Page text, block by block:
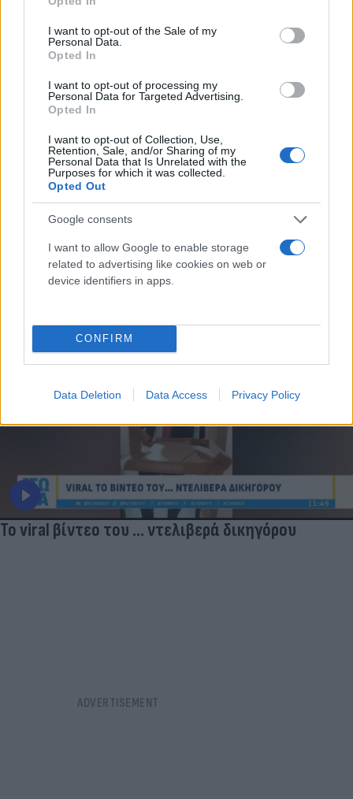
use your data for below specified purposes in below Google
consent section.
I want to opt-out of the Sale of my
Personal Data.
Opted In
I want to opt-out of processing my
Personal Data for Targeted Advertising.
Opted In
I want to opt-out of Collection, Use,
Retention, Sale, and/or Sharing of my
Personal Data that Is Unrelated with the
Purposes for which it was collected.
Opted Out
Google consents
I want to allow Google to enable storage
related to advertising like cookies on web or
device identifiers in apps.
CONFIRM
Data Deletion Data Access Privacy Policy
Τι λένε τα άστρα για τον Φεβρουάριο - Οι
προβλέψεις της Αθηνάς Βαγενά
Χιούμορ
Το viral βίντεο του ... ντελιβερά δικηγόρου